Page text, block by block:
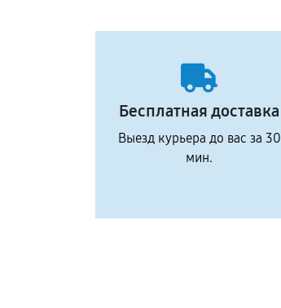
Бесплатная доставка
Выезд курьера до вас за 30
мин.